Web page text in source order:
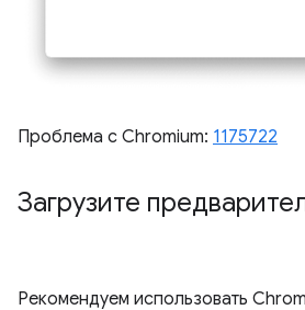
Проблема с Chromium: 1175722
Загрузите
Рекомендуем использовать